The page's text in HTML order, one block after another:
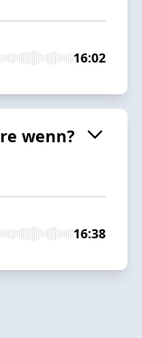
16:02
wenn?
16:38